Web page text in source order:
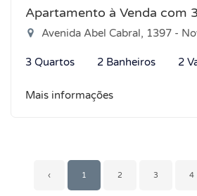
Apartamento à Venda com
Avenida Abel Cabral, 1397 - Nova
3 Quartos 2 Banheiros 2
Mais informações
‹ 1 2 3 4